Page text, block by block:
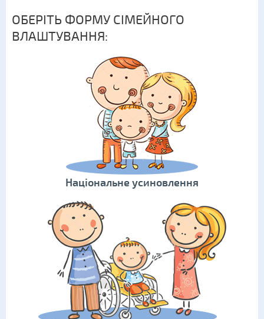
ОБЕРІТЬ ФОРМУ СІМЕЙНОГО
ВЛАШТУВАННЯ:
Національне усиновлення